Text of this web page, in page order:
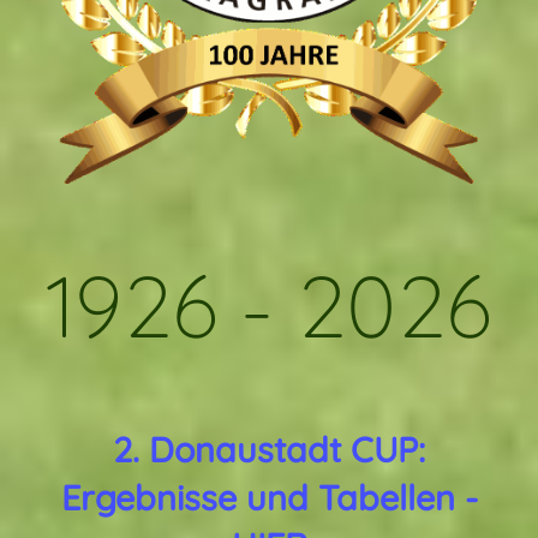
1926 - 2026
2. Donaustadt CUP:
Ergebnisse und Tabellen -